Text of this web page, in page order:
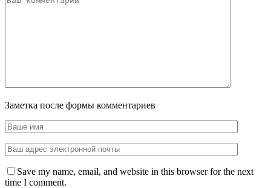
Заметка после формы комментариев
Save my name, email, and website in this browser for the next
time I comment.